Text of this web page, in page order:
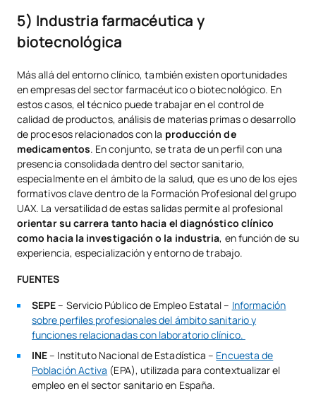
5) Industria farmacéutica y
biotecnológica
Más allá del entorno clínico, también existen oportunidades
en empresas del sector farmacéutico o biotecnológico. En
estos casos, el técnico puede trabajar en el control de
calidad de productos, análisis de materias primas o desarrollo
de procesos relacionados con la producción de
medicamentos. En conjunto, se trata de un perfil con una
presencia consolidada dentro del sector sanitario,
especialmente en el ámbito de la salud, que es uno de los ejes
formativos clave dentro de la Formación Profesional del grupo
UAX. La versatilidad de estas salidas permite al profesional
orientar su carrera tanto hacia el diagnóstico clínico
como hacia la investigación o la industria, en función de su
experiencia, especialización y entorno de trabajo.
FUENTES
SEPE– Servicio Público de Empleo Estatal – Información
sobre perfiles profesionales del ámbito sanitario y
funciones relacionadas con laboratorio clínico.
INE– Instituto Nacional de Estadística – Encuesta de
Población Activa (EPA), utilizada para contextualizar el
empleo en el sector sanitario en España.